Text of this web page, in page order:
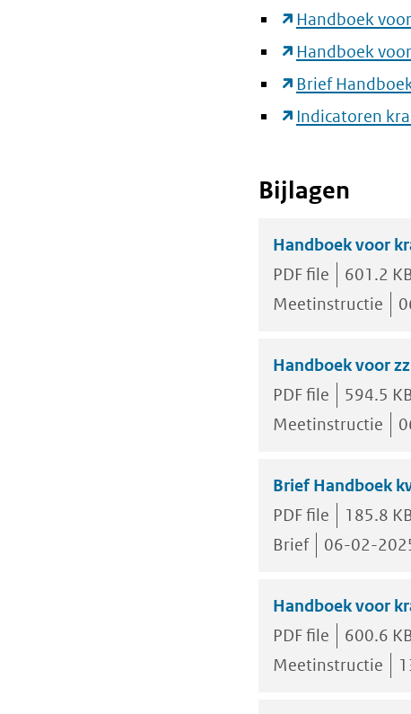
Handboek
Handboek
Brief
Indicatoren
Bijlagen
Handboek voor
PDF file
601.2
Meetinstructie
Handboek voor
PDF file
594.5
Meetinstructie
Brief Handboek
PDF file
185.8
Brief
06-02-
Handboek voor
PDF file
600.6
Meetinstructie